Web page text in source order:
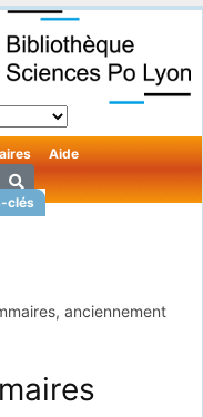
clés
Aide
anciennement